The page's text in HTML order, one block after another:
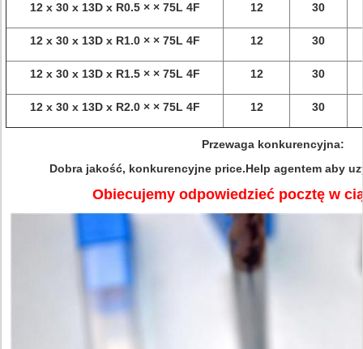
12 x 30 x 13D x R0.5 × × 75L 4F 12 30
12 x 30 x 13D x R1.0 × × 75L 4F 12 30
12 x 30 x 13D x R1.5 × × 75L 4F 12 30
12 x 30 x 13D x R2.0 × × 75L 4F 12 30
Przewaga konkurencyjna:
Dobra jakość, konkurencyjne price.Help agentem aby
Obiecujemy odpowiedzieć pocztę w